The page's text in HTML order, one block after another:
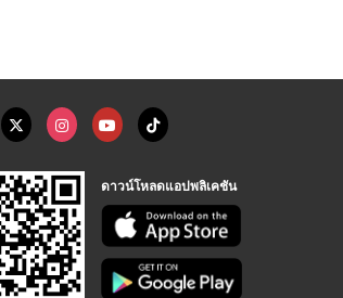
ดาวน์โหลดแอปพลิเคชัน